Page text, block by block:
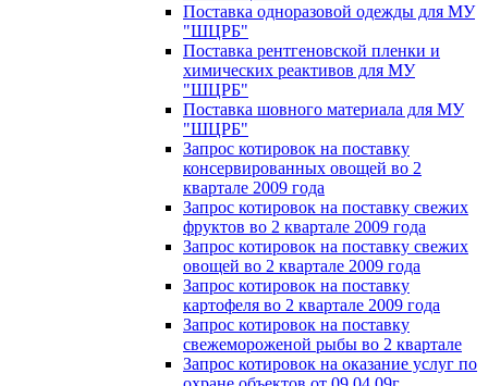
Поставка одноразовой одежды для МУ
"ШЦРБ"
Поставка рентгеновской пленки и
химических реактивов для МУ
"ШЦРБ"
Поставка шовного материала для МУ
"ШЦРБ"
Запрос котировок на поставку
консервированных овощей во 2
квартале 2009 года
Запрос котировок на поставку свежих
фруктов во 2 квартале 2009 года
Запрос котировок на поставку свежих
овощей во 2 квартале 2009 года
Запрос котировок на поставку
картофеля во 2 квартале 2009 года
Запрос котировок на поставку
свежемороженой рыбы во 2 квартале
Запрос котировок на оказание услуг по